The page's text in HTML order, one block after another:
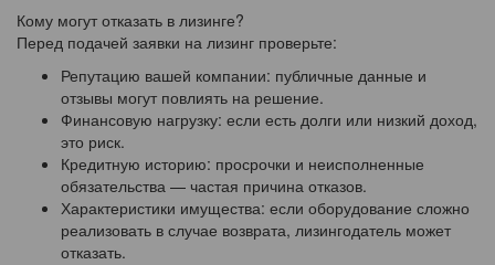
Кому могут отказать в лизинге?
Перед подачей заявки на лизинг проверьте:
Репутацию вашей компании: публичные данные и
отзывы могут повлиять на решение.
Финансовую нагрузку: если есть долги или низкий доход,
это риск.
Кредитную историю: просрочки и неисполненные
обязательства — частая причина отказов.
Характеристики имущества: если оборудование сложно
реализовать в случае возврата, лизингодатель может
отказать.